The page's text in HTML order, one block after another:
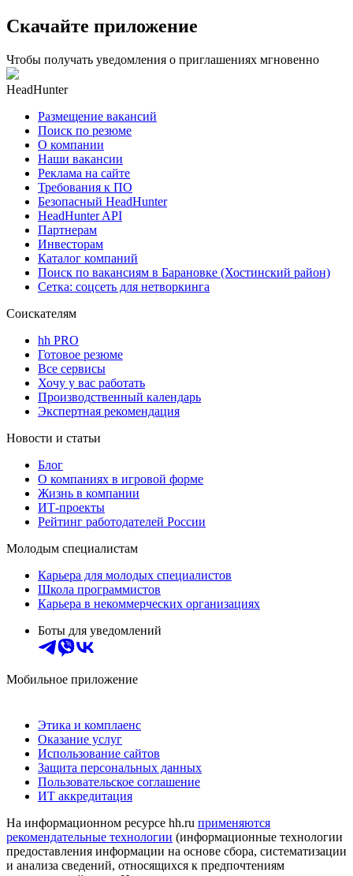
Скачайте приложение
Чтобы получать уведомления о приглашениях мгновенно
HeadHunter
Размещение вакансий
Поиск по резюме
О компании
Наши вакансии
Реклама на сайте
Требования к ПО
Безопасный HeadHunter
HeadHunter API
Партнерам
Инвесторам
Каталог компаний
Поиск по вакансиям в Барановке (Хостинский район)
Сетка: соцсеть для нетворкинга
Соискателям
hh PRO
Готовое резюме
Все сервисы
Хочу у вас работать
Производственный календарь
Экспертная рекомендация
Новости и статьи
Блог
О компаниях в игровой форме
Жизнь в компании
ИТ-проекты
Рейтинг работодателей России
Молодым специалистам
Карьера для молодых специалистов
Школа программистов
Карьера в некоммерческих организациях
Боты для уведомлений
Мобильное приложение
Этика и комплаенс
Оказание услуг
Использование сайтов
Защита персональных данных
Пользовательское соглашение
ИТ аккредитация
На информационном ресурсе hh.ru применяются
рекомендательные технологии (информационные технологии
предоставления информации на основе сбора, систематизации
и анализа сведений, относящихся к предпочтениям